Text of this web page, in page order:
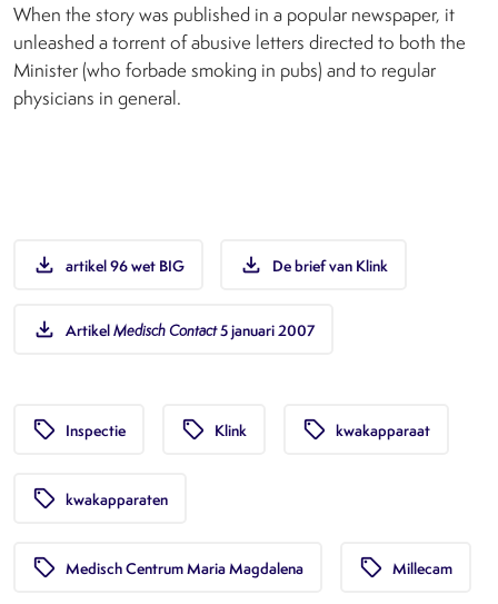
When the story was published in a popular newspaper, it
unleashed a torrent of abusive letters directed to both the
Minister (who forbade smoking in pubs) and to regular
physicians in general.
file_download artikel 96 wet BIG file_download De brief van Klink
file_download ArtikelMedisch Contact5 januari 2007
local_offer Inspectie local_offer Klink local_offer kwakapparaat
local_offer kwakapparaten
local_offer Medisch Centrum Maria Magdalena local_offer Millecam